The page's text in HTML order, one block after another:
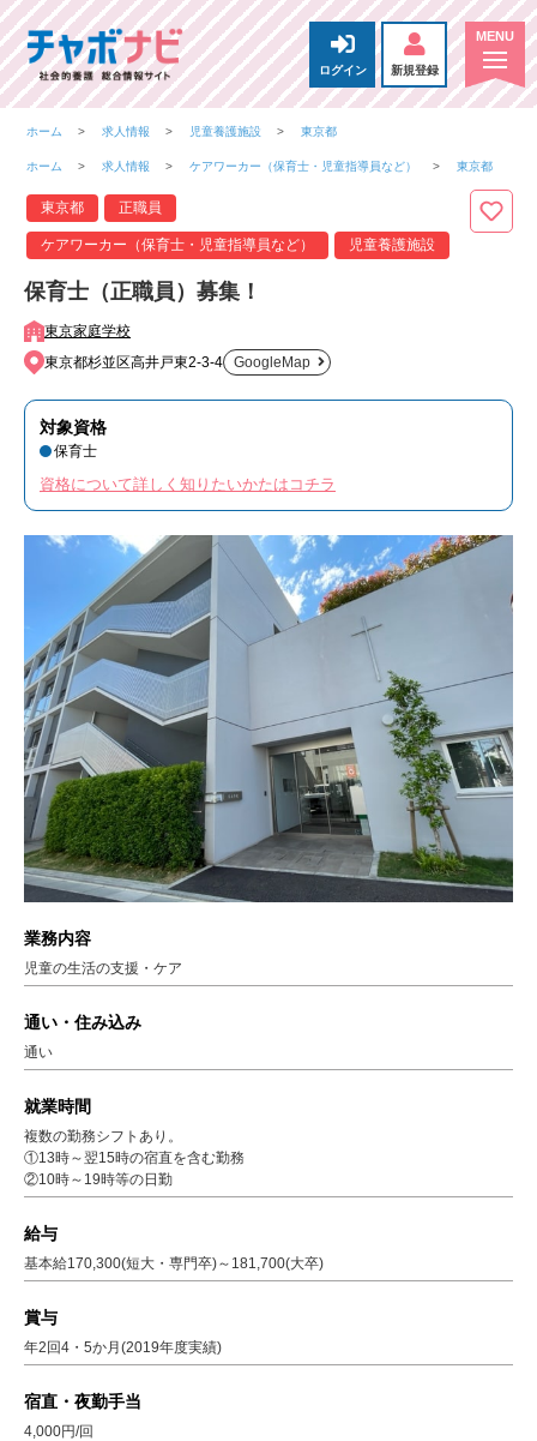
ログイン 新規登録
ホーム 求人情報 児童養護施設 東京都
ホーム 求人情報 ケアワーカー（保育士・児童指導員など） 東京都
東京都 正職員
ケアワーカー（保育士・児童指導員など） 児童養護施設
保育士（正職員）募集！
東京家庭学校
東京都杉並区高井戸東2-3-4
GoogleMap
対象資格
保育士
資格について詳しく知りたいかたはコチラ
業務内容
児童の生活の支援・ケア
通い・住み込み
通い
就業時間
複数の勤務シフトあり。
①13時～翌15時の宿直を含む勤務
②10時～19時等の日勤
給与
基本給170,300(短大・専門卒)～181,700(大卒)
賞与
年2回4・5か月(2019年度実績)
宿直・夜勤手当
4,000円/回